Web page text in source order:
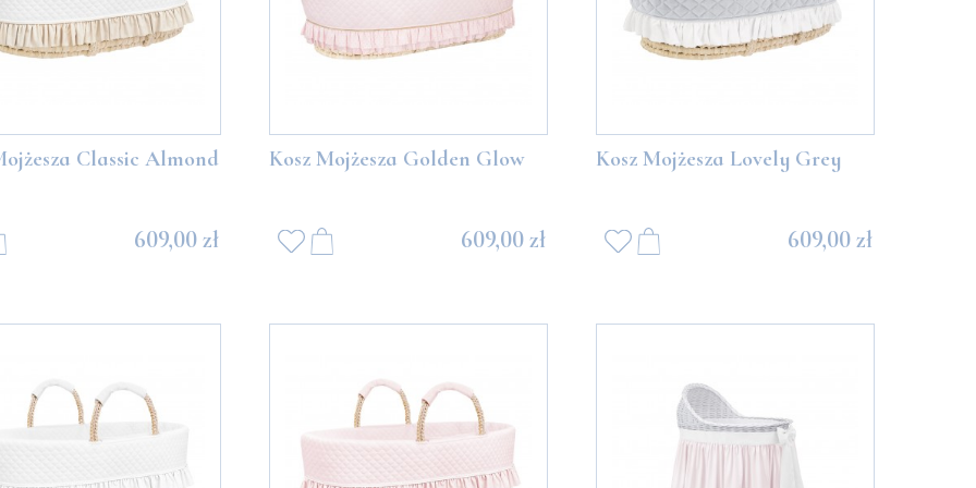
Classic Almond
609,00 zł
Kosz Mojżesza Golden Glow
609,00 zł
Kosz Mojżesza Lovely Grey
609,00 zł